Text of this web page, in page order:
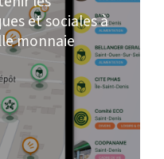
et sociales à
monnaie